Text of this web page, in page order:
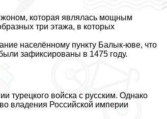
которая являлась мощным
три этажа, в которых
населённому пункту Балык-юве, что
зафиксированы в 1475 году.
турецкого войска с русским. Однако
владения Российской империи